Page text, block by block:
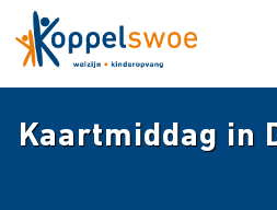
Kaartmiddag in